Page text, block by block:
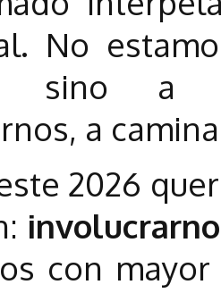
No
sino a
a
2026
con